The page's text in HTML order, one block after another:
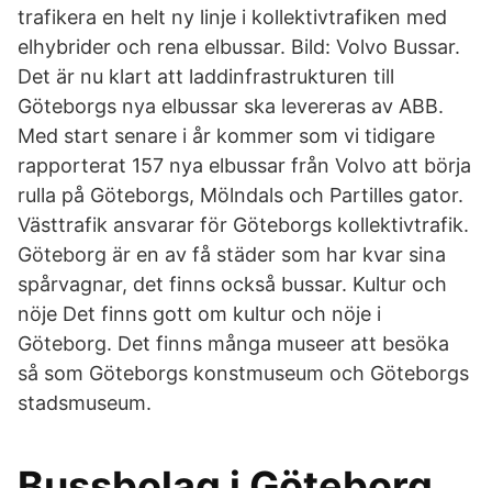
trafikera en helt ny linje i kollektivtrafiken med
elhybrider och rena elbussar. Bild: Volvo Bussar.
Det är nu klart att laddinfrastrukturen till
Göteborgs nya elbussar ska levereras av ABB.
Med start senare i år kommer som vi tidigare
rapporterat 157 nya elbussar från Volvo att börja
rulla på Göteborgs, Mölndals och Partilles gator.
Västtrafik ansvarar för Göteborgs kollektivtrafik.
Göteborg är en av få städer som har kvar sina
spårvagnar, det finns också bussar. Kultur och
nöje Det finns gott om kultur och nöje i
Göteborg. Det finns många museer att besöka
så som Göteborgs konstmuseum och Göteborgs
stadsmuseum.